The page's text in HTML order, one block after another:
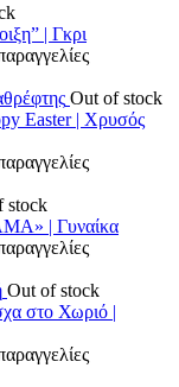
| Γκρι
Out of stock
Easter | Χρυσός
stock
| Γυναίκα
Out of stock
στο Χωριό |